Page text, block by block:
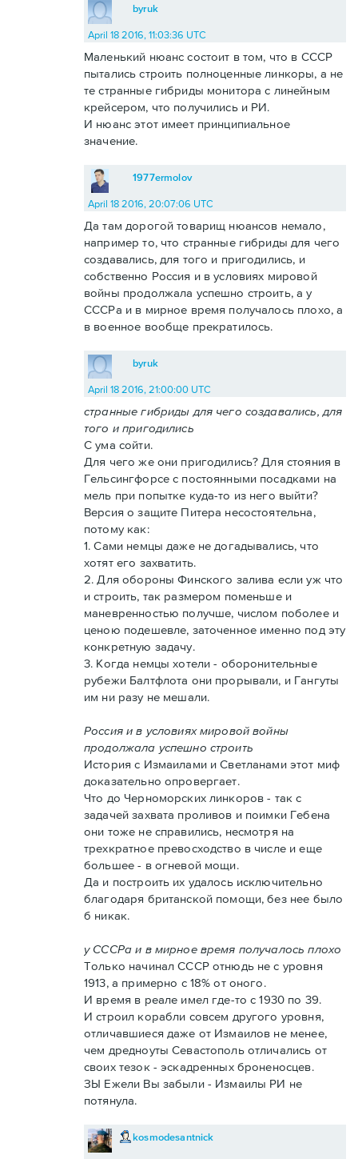
byruk
April 18 2016, 11:03:36 UTC
Маленький нюанс состоит в том, что в СССР
пытались строить полноценные линкоры, а не
те странные гибриды монитора с линейным
крейсером, что получились и РИ.
И нюанс этот имеет принципиальное
значение.
1977ermolov
April 18 2016, 20:07:06 UTC
Да там дорогой товарищ нюансов немало,
например то, что странные гибриды для чего
создавались, для того и пригодились, и
собственно Россия и в условиях мировой
войны продолжала успешно строить, а у
СССРа и в мирное время получалось плохо, а
в военное вообще прекратилось.
byruk
April 18 2016, 21:00:00 UTC
странные гибриды для чего создавались, для
того и пригодились
С ума сойти.
Для чего же они пригодились? Для стояния в
Гельсингфорсе с постоянными посадками на
мель при попытке куда-то из него выйти?
Версия о защите Питера несостоятельна,
потому как:
1. Сами немцы даже не догадывались, что
хотят его захватить.
2. Для обороны Финского залива если уж что
и строить, так размером поменьше и
маневренностью получше, числом поболее и
ценою подешевле, заточенное именно под эту
конкретную задачу.
3. Когда немцы хотели - оборонительные
рубежи Балтфлота они прорывали, и Гангуты
им ни разу не мешали.
Россия и в условиях мировой войны
продолжала успешно строить
История с Измаилами и Светланами этот миф
доказательно опровергает.
Что до Черноморских линкоров - так с
задачей захвата проливов и поимки Гебена
они тоже не справились, несмотря на
трехкратное превосходство в числе и еще
большее - в огневой мощи.
Да и построить их удалось исключительно
благодаря британской помощи, без нее было
б никак.
у СССРа и в мирное время получалось плохо
Только начинал СССР отнюдь не с уровня
1913, а примерно с 18% от оного.
И время в реале имел где-то с 1930 по 39.
И строил корабли совсем другого уровня,
отличавшиеся даже от Измаилов не менее,
чем дредноуты Севастополь отличались от
своих тезок - эскадренных броненосцев.
ЗЫ Ежели Вы забыли - Измаилы РИ не
потянула.
kosmodesantnick